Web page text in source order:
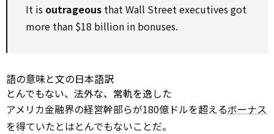
It is outrageous that Wall Street executives got
more than $18 billion in bonuses.
語の意味と文の日本語訳
とんでもない、法外な、常軌を逸した
アメリカ金融界の経営幹部らが180億ドルを超えるボーナス
を得ていたとはとんでもないことだ。